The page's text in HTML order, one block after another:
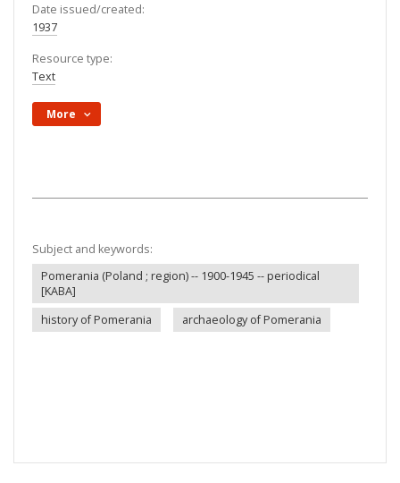
Date issued/created:
1937
Resource type:
Text
More
Subject and keywords:
Pomerania (Poland ; region) -- 1900-1945 -- periodical
[KABA]
history of Pomerania
archaeology of Pomerania